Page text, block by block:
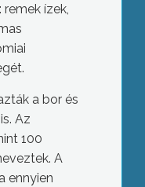
ízek,
a bor és
Az
100
A
ennyien